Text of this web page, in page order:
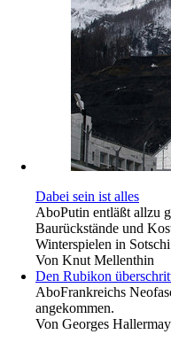
Dabei sein ist alles
AboPutin entläßt allzu
Baurückstände und
Winterspielen in
Von Knut Mellenthin
Den Rubikon
AboFrankreichs
angekommen.
Von Georges